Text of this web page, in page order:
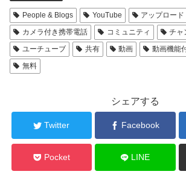
People & Blogs YouTube
アップロード
カメラ付き携帯電話
コミュニティ チャ
ユーチューブ
共有 動画
動画機能
無料
シェアする
Twitter Facebook
Pocket LINE